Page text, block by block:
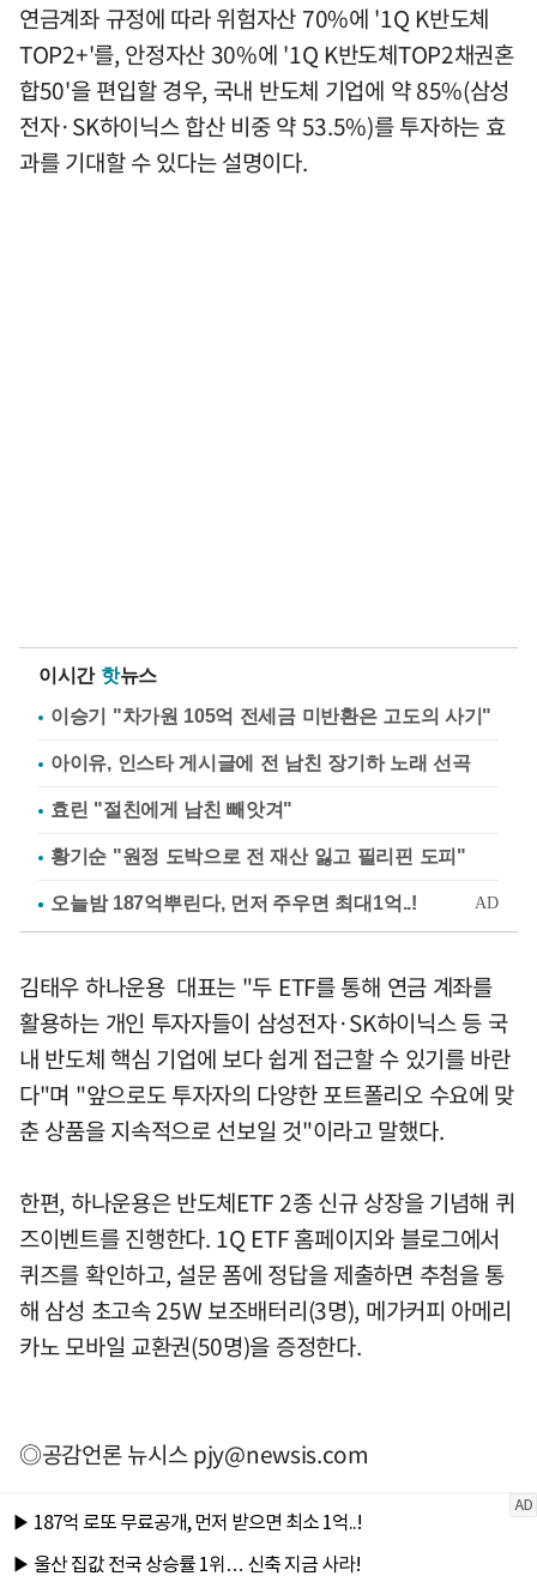
연금계좌 규정에 따라 위험자산 70%에 '1Q K반도체
TOP2+'를, 안정자산 30%에 '1Q K반도체TOP2채권혼
합50'을 편입할 경우, 국내 반도체 기업에 약 85%(삼성
전자·SK하이닉스 합산 비중 약 53.5%)를 투자하는 효
과를 기대할 수 있다는 설명이다.
이시간 핫뉴스
이승기 "차가원 105억 전세금 미반환은 고도의 사기"
아이유, 인스타 게시글에 전 남친 장기하 노래 선곡
효린 "절친에게 남친 빼앗겨"
황기순 "원정 도박으로 전 재산 잃고 필리핀 도피"
김태우 하나운용 대표는 "두 ETF를 통해 연금 계좌를
활용하는 개인 투자자들이 삼성전자·SK하이닉스 등 국
내 반도체 핵심 기업에 보다 쉽게 접근할 수 있기를 바란
다"며 "앞으로도 투자자의 다양한 포트폴리오 수요에 맞
춘 상품을 지속적으로 선보일 것"이라고 말했다.
한편, 하나운용은 반도체ETF 2종 신규 상장을 기념해 퀴
즈이벤트를 진행한다. 1Q ETF 홈페이지와 블로그에서
퀴즈를 확인하고, 설문 폼에 정답을 제출하면 추첨을 통
해 삼성 초고속 25W 보조배터리(3명), 메가커피 아메리
카노 모바일 교환권(50명)을 증정한다.
◎공감언론 뉴시스pjy@newsis.com